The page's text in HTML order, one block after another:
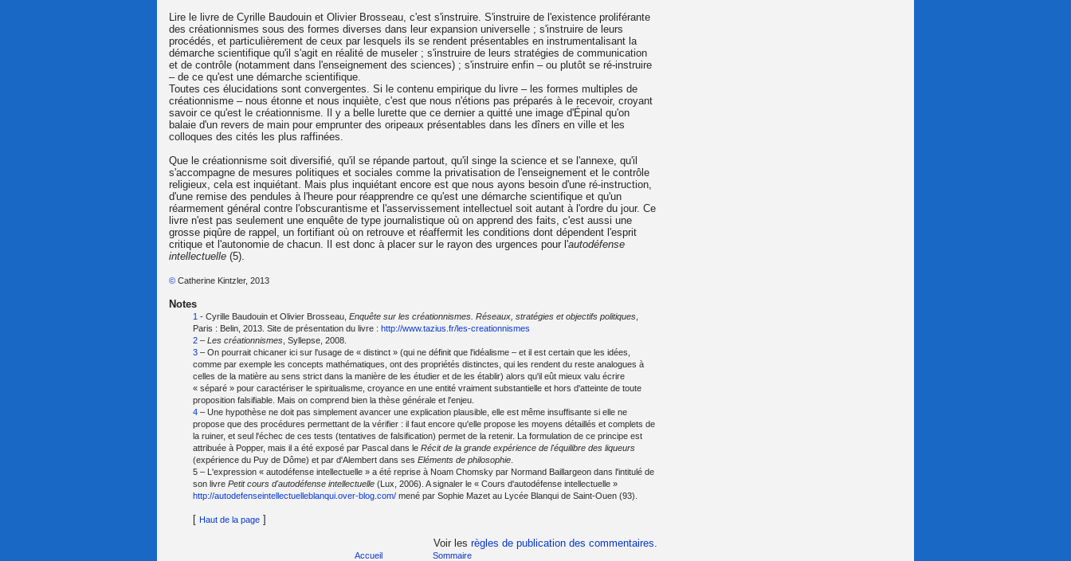
Lire le livre de Cyrille Baudouin et Olivier Brosseau, c'est s'instruire. S'instruire de l'existence proliférante
des créationnismes sous des formes diverses dans leur expansion universelle ; s'instruire de leurs
procédés, et particulièrement de ceux par lesquels ils se rendent présentables en instrumentalisant la
démarche scientifique qu'il s'agit en réalité de museler ; s'instruire de leurs stratégies de communication
et de contrôle (notamment dans l'enseignement des sciences) ; s'instruire enfin – ou plutôt se ré-instruire
– de ce qu'est une démarche scientifique.
Toutes ces élucidations sont convergentes. Si le contenu empirique du livre – les formes multiples de
créationnisme – nous étonne et nous inquiète, c'est que nous n'étions pas préparés à le recevoir, croyant
savoir ce qu'est le créationnisme. Il y a belle lurette que ce dernier a quitté une image d'Épinal qu'on
balaie d'un revers de main pour emprunter des oripeaux présentables dans les dîners en ville et les
colloques des cités les plus raffinées.
Que le créationnisme soit diversifié, qu'il se répande partout, qu'il singe la science et se l'annexe, qu'il
s'accompagne de mesures politiques et sociales comme la privatisation de l'enseignement et le contrôle
religieux, cela est inquiétant. Mais plus inquiétant encore est que nous ayons besoin d'une ré-instruction,
d'une remise des pendules à l'heure pour réapprendre ce qu'est une démarche scientifique et qu'un
réarmement général contre l'obscurantisme et l'asservissement intellectuel soit autant à l'ordre du jour. Ce
livre n'est pas seulement une enquête de type journalistique où on apprend des faits, c'est aussi une
grosse piqûre de rappel, un fortifiant où on retrouve et réaffermit les conditions dont dépendent l'esprit
critique et l'autonomie de chacun. Il est donc à placer sur le rayon des urgences pour l'autodéfense
intellectuelle (5).
© Catherine Kintzler, 2013
Notes
1 - Cyrille Baudouin et Olivier Brosseau, Enquête sur les créationnismes. Réseaux, stratégies et objectifs politiques
Paris : Belin, 2013. Site de présentation du livre : http://www.tazius.fr/les-creationnismes
2 – Les créationnismes , Syllepse, 2008.
3 – On pourrait chicaner ici sur l'usage de « distinct » (qui ne définit que l'idéalisme – et il est certain que les idées,
comme par exemple les concepts mathématiques, ont des propriétés distinctes, qui les rendent du reste analogues à
celles de la matière au sens strict dans la manière de les étudier et de les établir) alors qu'il eût mieux valu écrire
« séparé » pour caractériser le spiritualisme, croyance en une entité vraiment substantielle et hors d'atteinte de toute
proposition falsifiable. Mais on comprend bien la thèse générale et l'enjeu.
4 – Une hypothèse ne doit pas simplement avancer une explication plausible, elle est même insuffisante si elle ne
propose que des procédures permettant de la vérifier : il faut encore qu'elle propose les moyens détaillés et complets de
la ruiner, et seul l'échec de ces tests (tentatives de falsification) permet de la retenir. La formulation de ce principe est
attribuée à Popper, mais il a été exposé par Pascal dans le Récit de la grande expérience de l'équilibre des liqueurs
(expérience du Puy de Dôme) et par d'Alembert dans ses Eléments de philosophie
5 – L'expression « autodéfense intellectuelle » a été reprise à Noam Chomsky par Normand Baillargeon dans l'intitulé de
son livre Petit cours d'autodéfense intellectuelle (Lux, 2006). A signaler le « Cours d'autodéfense intellectuelle »
http://autodefenseintellectuelleblanqui.over-blog.com/ mené par Sophie Mazet au Lycée Blanqui de Saint-Ouen (93).
[ Haut de la page ]
Voir les règles de publication des commentaires
Accueil Sommaire